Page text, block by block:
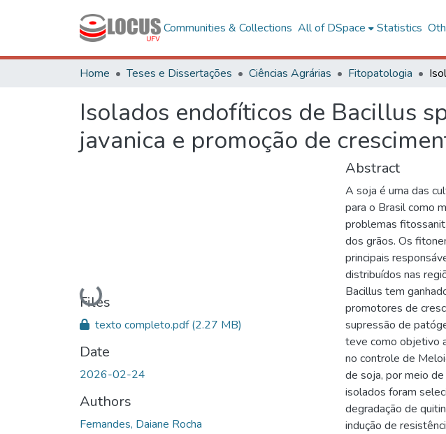
Communities & Collections All of DSpace Statistics
Home Teses e Dissertações Ciências Agrárias Fitopatologia
Isolados endofíticos de Bacillus
javanica e promoção de
Loading...
Files
texto completo.pdf(2.27 MB)
Date
2026-02-24
Authors
Fernandes, Daiane Rocha
Abstract
A soja é uma das
para o Brasil como
problemas
dos grãos. Os
principais
distribuídos nas
Bacillus tem
promotores de
supressão de
teve como objetivo
no controle de
de soja, por meio
isolados foram
degradação de
indução de